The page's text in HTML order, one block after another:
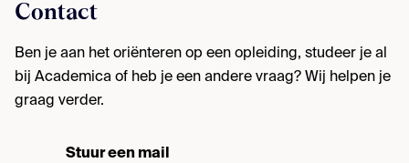
Contact
Ben je aan het oriënteren op een opleiding, studeer je al
bij Academica of heb je een andere vraag? Wij helpen je
graag verder.
Stuur een mail